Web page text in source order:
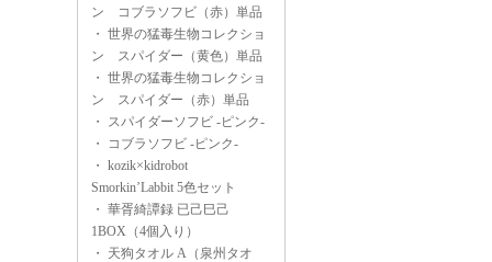
ン コブラソフビ（赤）単品
・ 世界の猛毒生物コレクショ
ン スパイダー（黄色）単品
・ 世界の猛毒生物コレクショ
ン スパイダー（赤）単品
・ スパイダーソフビ -ピンク-
・
コブラソフビ -ピンク-
・ kozik×kidrobot
Smorkin’Labbit 5色セット
・ 華胥綺譚録 已己巳己
1BOX（4個入り）
・ 天狗タオル A（泉州タオ